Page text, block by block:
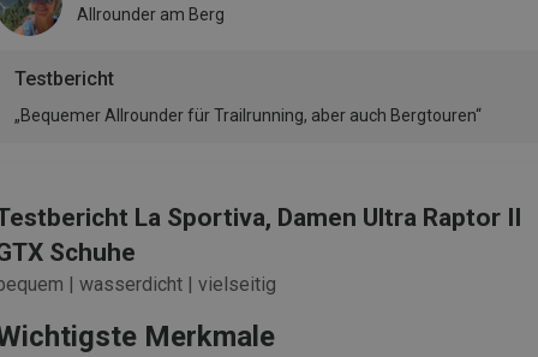
Testbericht
Allrounder am Berg
„Bequemer Allrounder für Trailrunning, aber auch Bergtouren“
La Sportiva, Damen Ultra Raptor II
Schuhe
| wasserdicht | vielseitig
Merkmale